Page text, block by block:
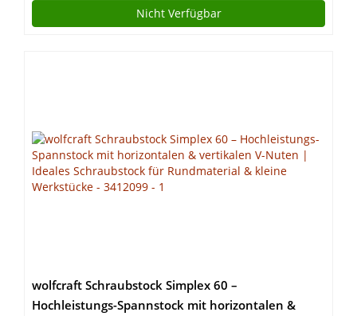
Nicht Verfügbar
wolfcraft Schraubstock Simplex 60 –
Hochleistungs-Spannstock mit horizontalen &